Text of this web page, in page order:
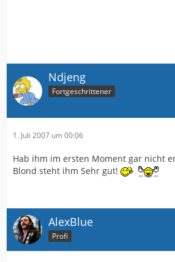
Ndjeng
Fortgeschrittener
1. Juli 2007 um 00:06
Hab ihm im ersten Moment gar nicht
Blond steht ihm Sehr gut!
AlexBlue
Profi